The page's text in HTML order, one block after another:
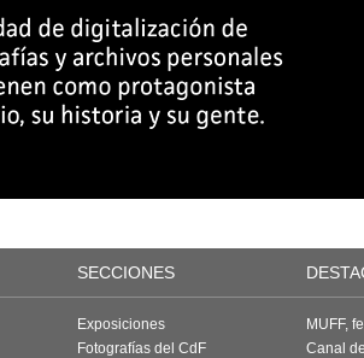
SECCIONES
Exposiciones
Fotografías del CdF
MUFF,
Canal